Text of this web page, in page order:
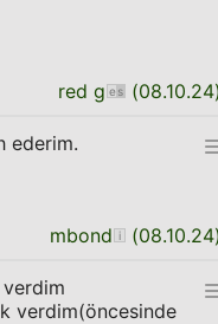
red g (08.10.24
ederim.
mbond (08.10.24
verdim(öncesinde